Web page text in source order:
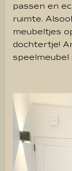
passen en
ruimte.
meubeltjes
dochtertje!
speelmeubel